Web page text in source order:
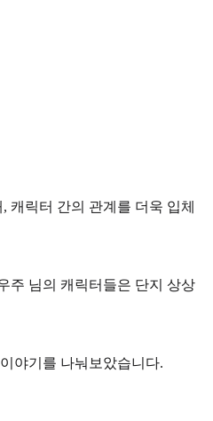
캐릭터 간의 관계를 더욱 입체
주 님의 캐릭터들은 단지 상상
야기를 나눠보았습니다.